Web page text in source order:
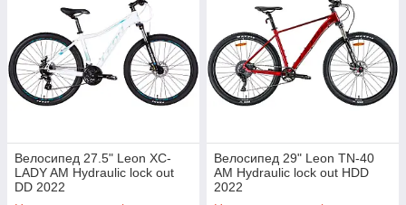
Велосипед 27.5" Leon XC-
LADY AM Hydraulic lock out
DD 2022
Велосипед 29" Leon TN-40
AM Hydraulic lock out HDD
2022